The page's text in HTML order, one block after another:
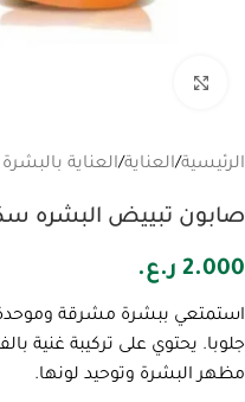
الرئيسية/العناية/العناية بالبشرة
صابون تبييض البشره سكن
2.000 ر.ع.
استمتعي ببشرة مشرقة
جلوبا. يحتوي على تركيبة غنية
مظهر البشرة وتوحيد لونها.